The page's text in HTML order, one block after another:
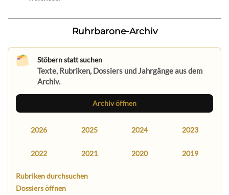
Ruhrbarone-Archiv
Stöbern statt suchen
Texte, Rubriken, Dossiers und Jahrgänge aus dem
Archiv.
Archiv öffnen
2026 2025 2024 2023
2022 2021 2020 2019
Rubriken durchsuchen
Dossiers öffnen